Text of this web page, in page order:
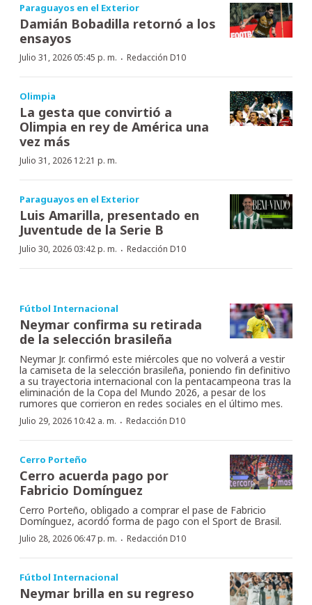
Paraguayos en el Exterior
Damián Bobadilla retornó a los
ensayos
Julio 31, 2026 05:45 p. m. · Redacción D10
Olimpia
La gesta que convirtió a
Olimpia en rey de América una
vez más
Julio 31, 2026 12:21 p. m.
Paraguayos en el Exterior
Luis Amarilla, presentado en
Juventude de la Serie B
Julio 30, 2026 03:42 p. m. · Redacción D10
Fútbol Internacional
Neymar confirma su retirada
de la selección brasileña
Neymar Jr. confirmó este miércoles que no volverá a vestir
la camiseta de la selección brasileña, poniendo fin definitivo
a su trayectoria internacional con la pentacampeona tras la
eliminación de la Copa del Mundo 2026, a pesar de los
rumores que corrieron en redes sociales en el último mes.
Julio 29, 2026 10:42 a. m. · Redacción D10
Cerro Porteño
Cerro acuerda pago por
Fabricio Domínguez
Cerro Porteño, obligado a comprar el pase de Fabricio
Domínguez, acordó forma de pago con el Sport de Brasil.
Julio 28, 2026 06:47 p. m. · Redacción D10
Fútbol Internacional
Neymar brilla en su regreso